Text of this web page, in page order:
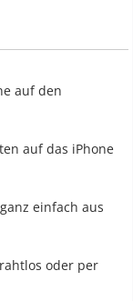
auf den
auf das iPhone
einfach aus
oder per